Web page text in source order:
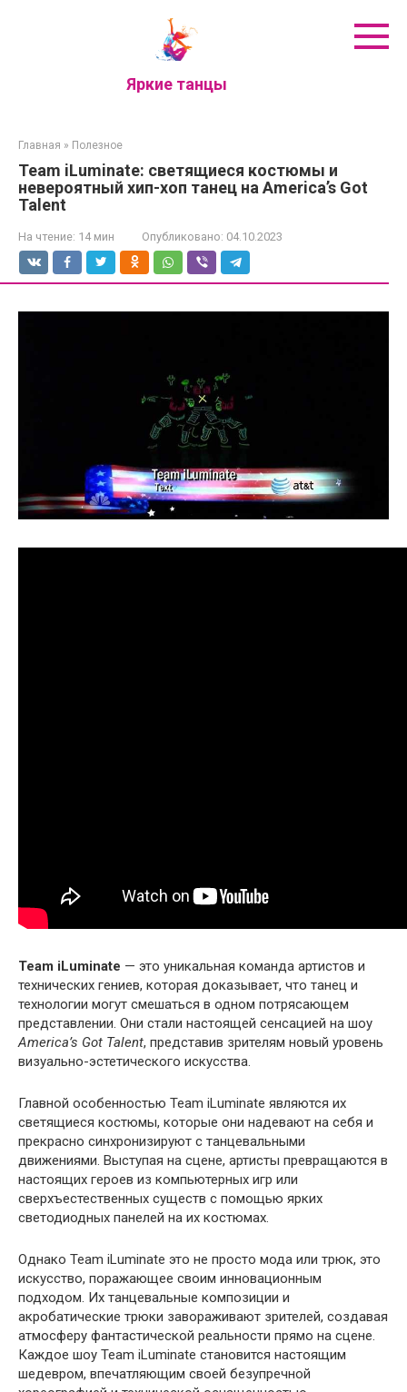
Яркие танцы
Главная » Полезное
Team iLuminate: светящиеся костюмы и
невероятный хип-хоп танец на America’s Got
Talent
На чтение: 14 мин Опубликовано: 04.10.2023
Team iLuminate — это уникальная команда артистов и
технических гениев, которая доказывает, что танец и
технологии могут смешаться в одном потрясающем
представлении. Они стали настоящей сенсацией на шоу
America’s Got Talent, представив зрителям новый уровень
визуально-эстетического искусства.
Главной особенностью Team iLuminate являются их
светящиеся костюмы, которые они надевают на себя и
прекрасно синхронизируют с танцевальными
движениями. Выступая на сцене, артисты превращаются в
настоящих героев из компьютерных игр или
сверхъестественных существ с помощью ярких
светодиодных панелей на их костюмах.
Однако Team iLuminate это не просто мода или трюк, это
искусство, поражающее своим инновационным
подходом. Их танцевальные композиции и
акробатические трюки завораживают зрителей, создавая
атмосферу фантастической реальности прямо на сцене.
Каждое шоу Team iLuminate становится настоящим
шедевром, впечатляющим своей безупречной